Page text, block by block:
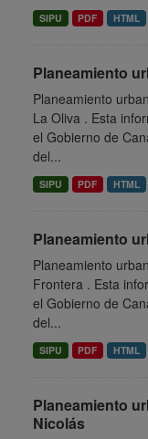
SIPU PDF HTML
Planeamiento
Planeamiento
La Oliva . Esta
el Gobierno de
del...
SIPU PDF HTML
Planeamiento
Planeamiento
Frontera . Esta
el Gobierno de
del...
SIPU PDF HTML
Planeamiento
Nicolás